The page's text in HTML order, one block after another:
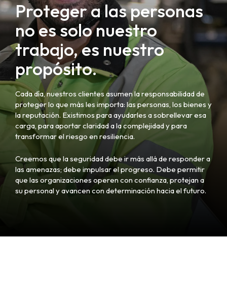
Proteger a las personas
no es solo nuestro
trabajo, es nuestro
propósito.
Cada día, nuestros clientes asumen la responsabilidad de
proteger lo que más les importa: las personas, los bienes y
la reputación. Existimos para ayudarles a sobrellevar esa
carga, para aportar claridad a la complejidad y para
transformar el riesgo en resiliencia.
Creemos que la seguridad debe ir más allá de responder a
las amenazas; debe impulsar el progreso. Debe permitir
que las organizaciones operen con confianza, protejan a
su personal y avancen con determinación hacia el futuro.